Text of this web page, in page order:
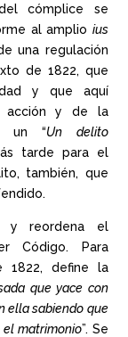
cómplice se
al amplio ius
una regulación
de 1822, que
y que aquí
acción y de la
un “Un delito
tarde para el
también, que
y reordena el
Código. Para
1822, define la
que yace con
ella sabiendo que
el matrimonio”. Se